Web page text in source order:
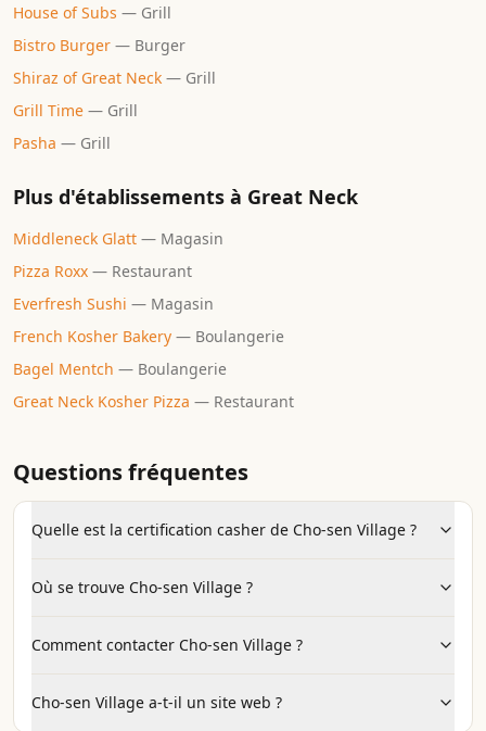
House of Subs — Grill
Bistro Burger — Burger
Shiraz of Great Neck — Grill
Grill Time — Grill
Pasha — Grill
Plus d'établissements à Great Neck
Middleneck Glatt — Magasin
Pizza Roxx — Restaurant
Everfresh Sushi — Magasin
French Kosher Bakery — Boulangerie
Bagel Mentch — Boulangerie
Great Neck Kosher Pizza — Restaurant
Questions fréquentes
Quelle est la certification casher de Cho-sen Village ?
Où se trouve Cho-sen Village ?
Comment contacter Cho-sen Village ?
Cho-sen Village a-t-il un site web ?